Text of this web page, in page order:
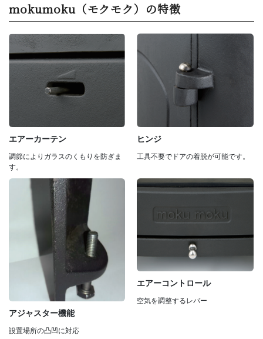
mokumoku（モクモク）の特徴
エアーカーテン
調節によりガラスのくもりを防ぎま
す。
ヒンジ
工具不要でドアの着脱が可能です。
アジャスター機能
設置場所の凸凹に対応
エアーコントロール
空気を調整するレバー